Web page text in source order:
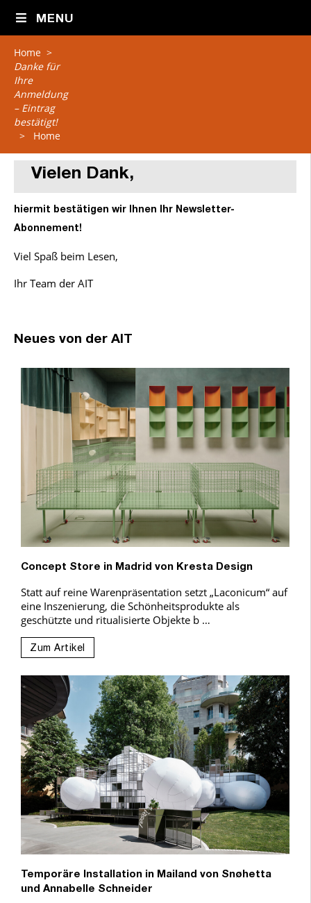
MENU
Home >
Danke für
Ihre
Anmeldung
– Eintrag
bestätigt!
> Home
Vielen Dank,
hiermit bestätigen wir Ihnen Ihr Newsletter-
Abonnement!
Viel Spaß beim Lesen,
Ihr Team der AIT
Neues von der AIT
Concept Store in Madrid von Kresta Design
Statt auf reine Warenpräsentation setzt „Laconicum“ auf
eine Inszenierung, die Schönheitsprodukte als
geschützte und ritualisierte Objekte b …
Zum Artikel
Temporäre Installation in Mailand von Snøhetta
und Annabelle Schneider